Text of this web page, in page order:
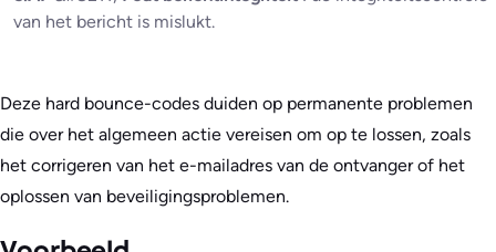
van het bericht is mislukt.
Deze hard bounce-codes duiden op permanente problemen
die over het algemeen actie vereisen om op te lossen, zoals
het corrigeren van het e-mailadres van de ontvanger of het
oplossen van beveiligingsproblemen.